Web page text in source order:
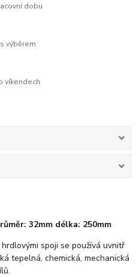
dobu
výběrem
víkendech
32mm délka: 250mm
spoji se používá uvnitř
tepelná, chemická, mechanická